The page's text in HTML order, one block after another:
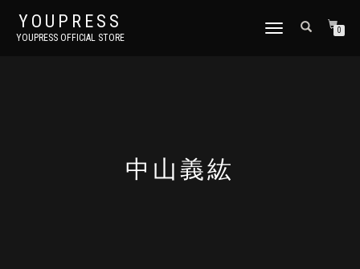
YOUPRESS
YOUPRESS OFFICIAL STORE
ナ
0
中山義紘